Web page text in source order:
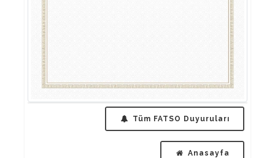
Tüm FATSO Duyuruları
Anasayfa